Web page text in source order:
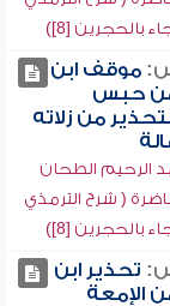
بالحجرين [8])
موقف ابن
حبس
من زلاته
الرحيم الطحان
( شرح الترمذي
بالحجرين [8])
تحذير ابن
الإمعة